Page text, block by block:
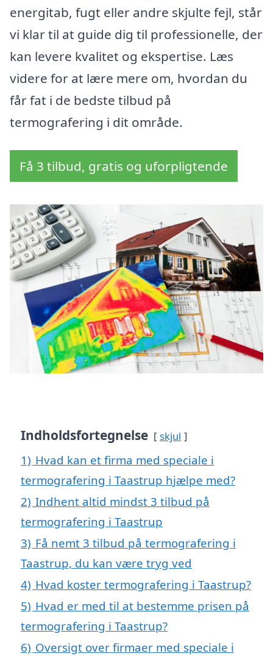
energitab, fugt eller andre skjulte fejl, står
vi klar til at guide dig til professionelle, der
kan levere kvalitet og ekspertise. Læs
videre for at lære mere om, hvordan du
får fat i de bedste tilbud på
termografering i dit område.
Få 3 tilbud, gratis og uforpligtende
Indholdsfortegnelse skjul
1) Hvad kan et firma med speciale i
termografering i Taastrup hjælpe med?
2) Indhent altid mindst 3 tilbud på
termografering i Taastrup
3) Få nemt 3 tilbud på termografering i
Taastrup, du kan være tryg ved
4) Hvad koster termografering i Taastrup?
5) Hvad er med til at bestemme prisen på
termografering i Taastrup?
6) Oversigt over firmaer med speciale i